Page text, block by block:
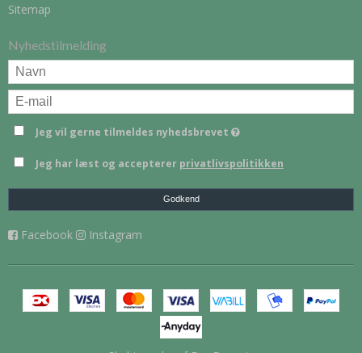
Sitemap
Nyhedstilmelding
Jeg vil gerne tilmeldes nyhedsbrevet
Jeg har læst og accepterer privatlivspolitikken
Godkend
Facebook Instagram